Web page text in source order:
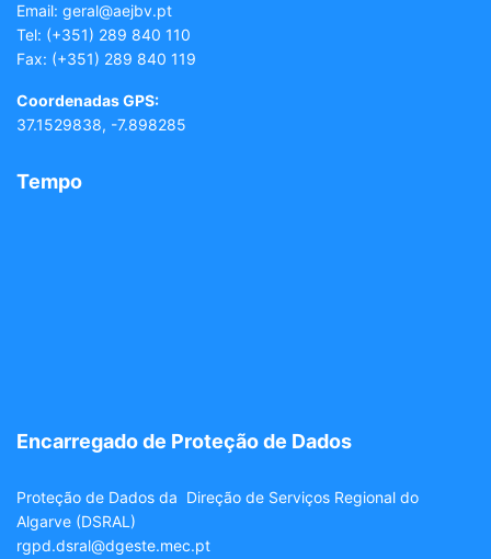
Email: geral@aejbv.pt
Tel: (+351) 289 840 110
Fax: (+351) 289 840 119
Coordenadas GPS:
37.1529838, -7.898285
Tempo
Encarregado de Proteção de Dados
Proteção de Dados da Direção de Serviços Regional do
Algarve (DSRAL)
rgpd.dsral@dgeste.mec.pt